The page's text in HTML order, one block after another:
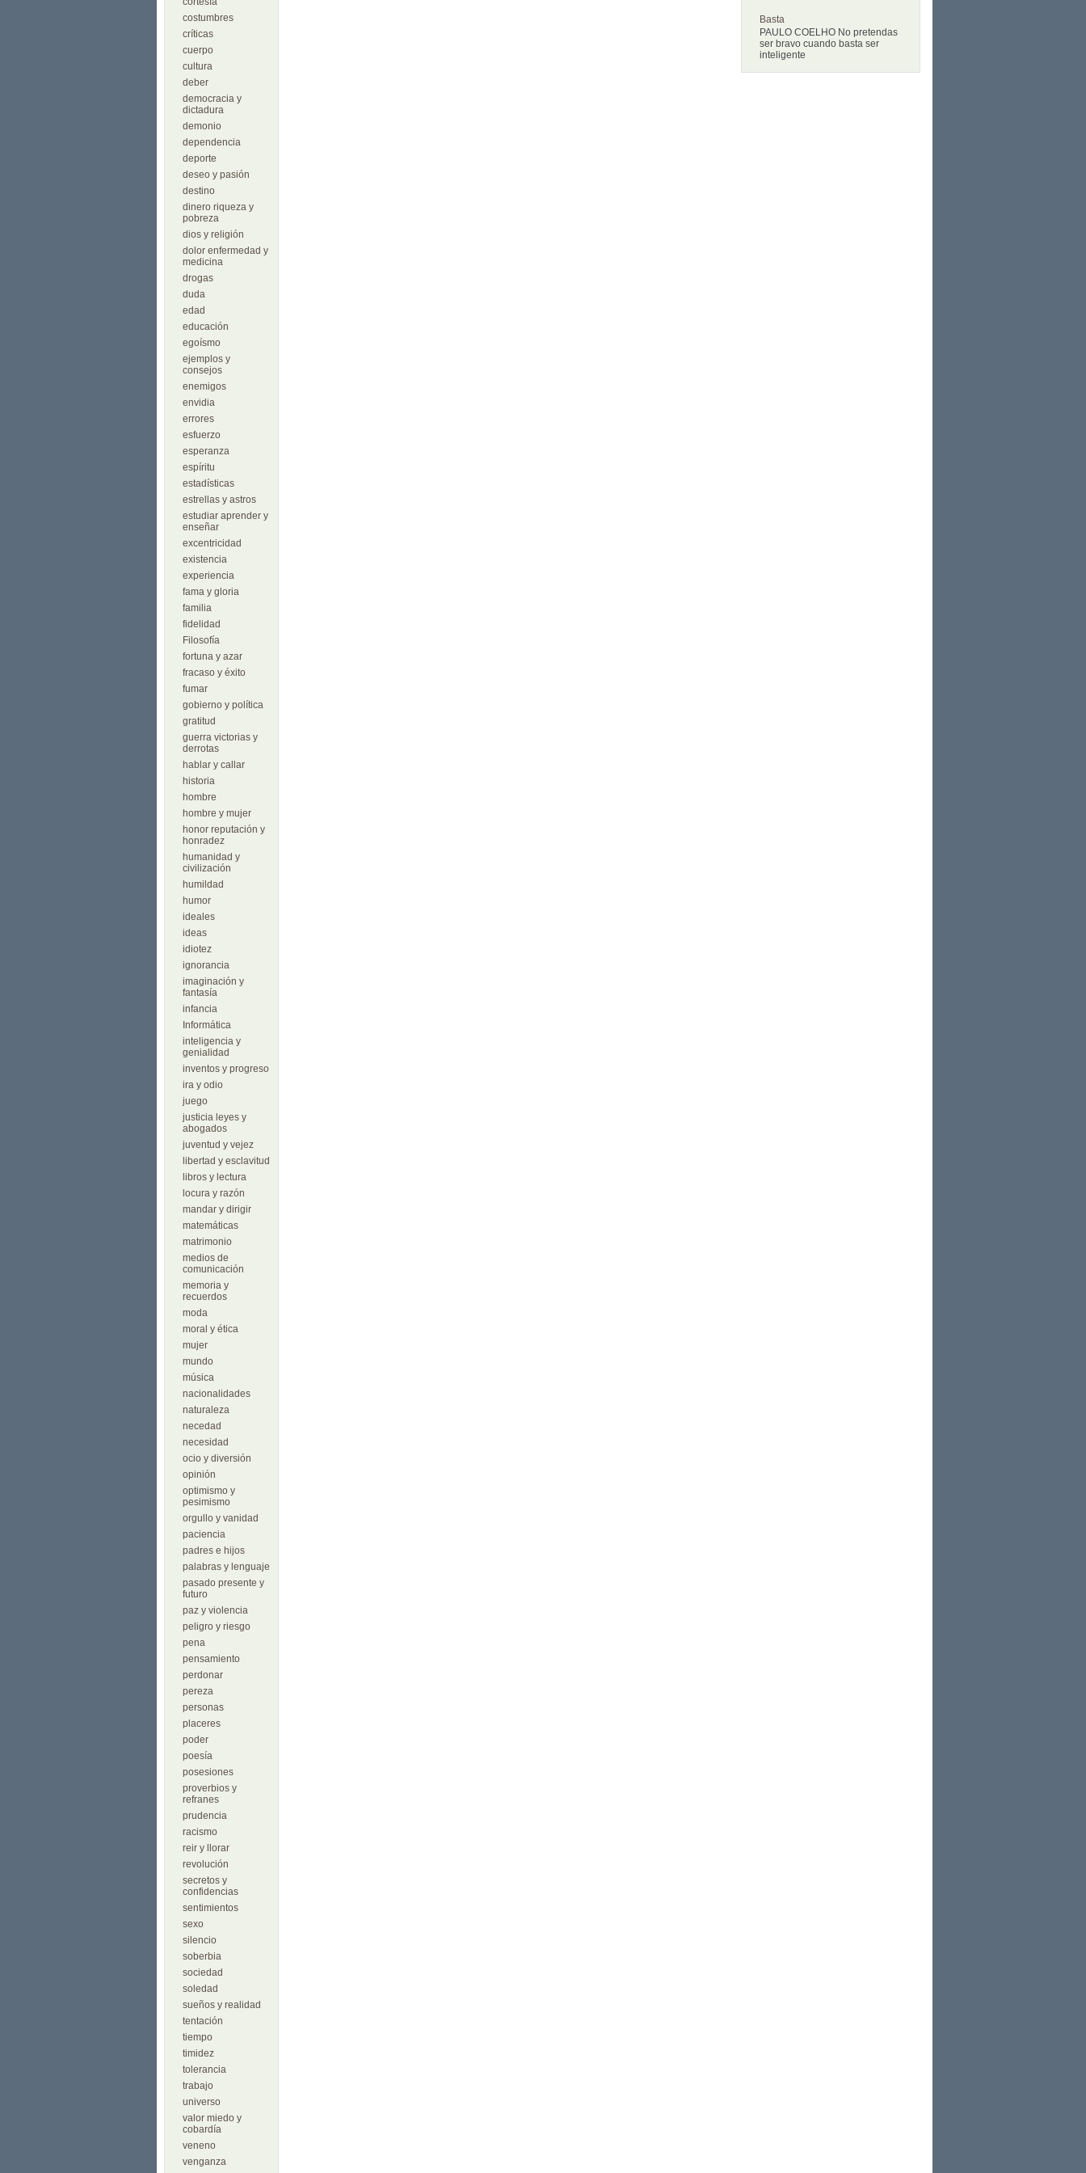
costumbres
críticas
cuerpo
cultura
deber
democracia y
dictadura
demonio
dependencia
deporte
deseo y pasión
destino
dinero riqueza y
pobreza
dios y religión
dolor enfermedad y
medicina
drogas
duda
edad
educación
egoísmo
ejemplos y
consejos
enemigos
envidia
errores
esfuerzo
esperanza
espíritu
estadísticas
estrellas y astros
estudiar aprender y
enseñar
excentricidad
existencia
experiencia
fama y gloria
familia
fidelidad
Filosofía
fortuna y azar
fracaso y éxito
fumar
gobierno y política
gratitud
guerra victorias y
derrotas
hablar y callar
historia
hombre
hombre y mujer
honor reputación y
honradez
humanidad y
civilización
humildad
humor
ideales
ideas
idiotez
ignorancia
imaginación y
fantasía
infancia
Informática
inteligencia y
genialidad
inventos y progreso
ira y odio
juego
justicia leyes y
abogados
juventud y vejez
libertad y esclavitud
libros y lectura
locura y razón
mandar y dirigir
matemáticas
matrimonio
medios de
comunicación
memoria y
recuerdos
moda
moral y ética
mujer
mundo
música
nacionalidades
naturaleza
necedad
necesidad
ocio y diversión
opinión
optimismo y
pesimismo
orgullo y vanidad
paciencia
padres e hijos
palabras y lenguaje
pasado presente y
futuro
paz y violencia
peligro y riesgo
pena
pensamiento
perdonar
pereza
personas
placeres
poder
poesía
posesiones
proverbios y
refranes
prudencia
racismo
reir y llorar
revolución
secretos y
confidencias
sentimientos
sexo
silencio
soberbia
sociedad
soledad
sueños y realidad
tentación
tiempo
timidez
tolerancia
trabajo
universo
valor miedo y
cobardía
veneno
venganza
Basta
PAULO COELHO No pretendas
ser bravo cuando basta ser
inteligente